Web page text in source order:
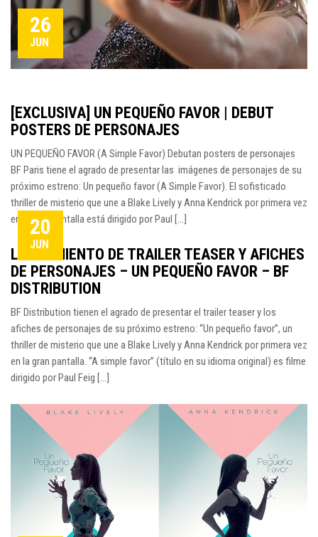
26
JUN
[EXCLUSIVA] UN PEQUEÑO FAVOR | DEBUT
POSTERS DE PERSONAJES
UN PEQUEÑO FAVOR (A Simple Favor) Debutan posters de personajes
BF Paris tiene el agrado de presentar las imágenes de personajes de su
próximo estreno: Un pequeño favor (A Simple Favor). El sofisticado
thriller de misterio que une a Blake Lively y Anna Kendrick por primera vez
en la gran pantalla está dirigido por Paul [...]
20
JUN
LANZAMIENTO DE TRAILER TEASER Y AFICHES
DE PERSONAJES – UN PEQUEÑO FAVOR – BF
DISTRIBUTION
BF Distribution tienen el agrado de presentar el trailer teaser y los
afiches de personajes de su próximo estreno: “Un pequeño favor”, un
thriller de misterio que une a Blake Lively y Anna Kendrick por primera vez
en la gran pantalla. “A simple favor” (título en su idioma original) es filme
dirigido por Paul Feig [...]